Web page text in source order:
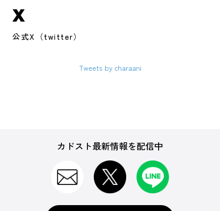
X
公式X（twitter）
Tweets by charaani
カドスト最新情報を配信中